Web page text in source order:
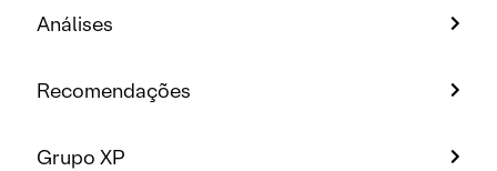
Análises
Recomendações
Grupo XP